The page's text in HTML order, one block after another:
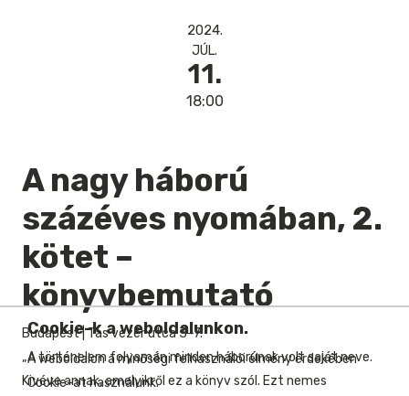
2024.
JÚL.
11.
18:00
A nagy háború
százéves nyomában, 2.
kötet –
könyvbemutató
Budapest|Tas vezér utca 3–7.
„A történelem folyamán minden háborúnak volt saját neve.
Kivéve annak, amelyikről ez a könyv szól. Ezt nemes
Cookie-k a weboldalunkon.
A weboldalon a minőségi felhasználói élmény érdekében
Cookie-at használunk.